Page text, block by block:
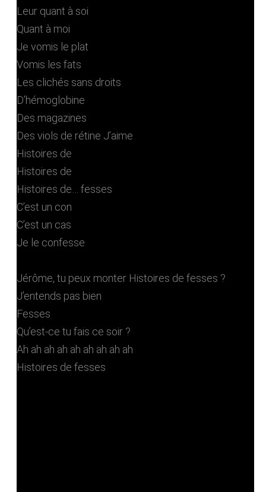
Leur quant à soi
Quant à moi
Je vomis le plat
Vomis les fats
Les clichés sans droits
D’hémoglobine
Des magazines
Des viols de rétine J’aime
Histoires de
Histoires de
Histoires de… fesses
C’est un con
C’est un cas
Je le confesse
Jérôme, tu peux monter Histoires de fesses ?
J’entends pas bien
Fesses
Qu’est-ce tu fais ce soir ?
Ah ah ah ah ah ah ah ah ah
Histoires de fesses